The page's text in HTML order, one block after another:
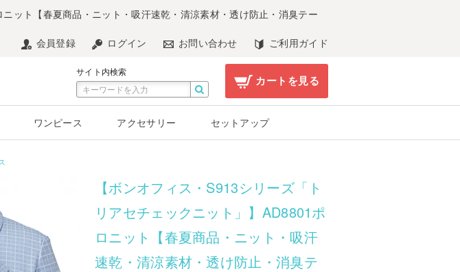
ット【春夏商品・ニット・吸汗速乾・清涼素材・透け防止・消臭テー
会員登録
ログイン お問い合わせ ご利用ガイド
サイト内検索
カートを見る
ワンピース アクセサリー セットアップ
【ボンオフィス・S913シリーズ「ト
リアセチェックニット」】AD8801ポ
ロニット【春夏商品・ニット・吸汗
速乾・清涼素材・透け防止・消臭テ